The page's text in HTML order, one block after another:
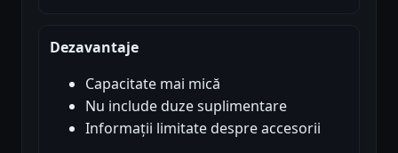
Dezavantaje
Capacitate mai mică
Nu include duze suplimentare
Informații limitate despre accesorii